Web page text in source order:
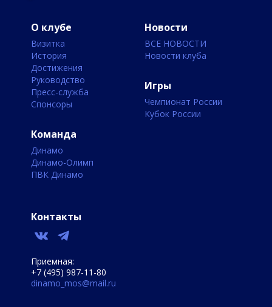
О клубе
Визитка
История
Достижения
Руководство
Пресс-служба
Спонсоры
Команда
Динамо
Динамо-Олимп
ПВК Динамо
Новости
ВСЕ НОВОСТИ
Новости клуба
Игры
Чемпионат России
Кубок России
Контакты
Приемная:
+7 (495) 987-11-80
dinamo_mos@mail.ru